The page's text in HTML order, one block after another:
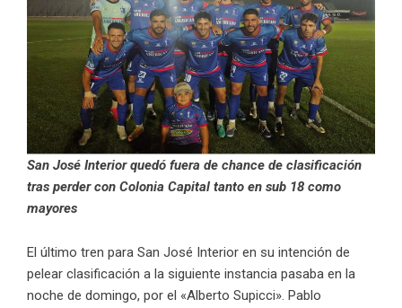
San José Interior quedó fuera de chance de clasificación
tras perder con Colonia Capital tanto en sub 18 como
mayores
El último tren para San José Interior en su intención de
pelear clasificación a la siguiente instancia pasaba en la
noche de domingo, por el «Alberto Supicci». Pablo